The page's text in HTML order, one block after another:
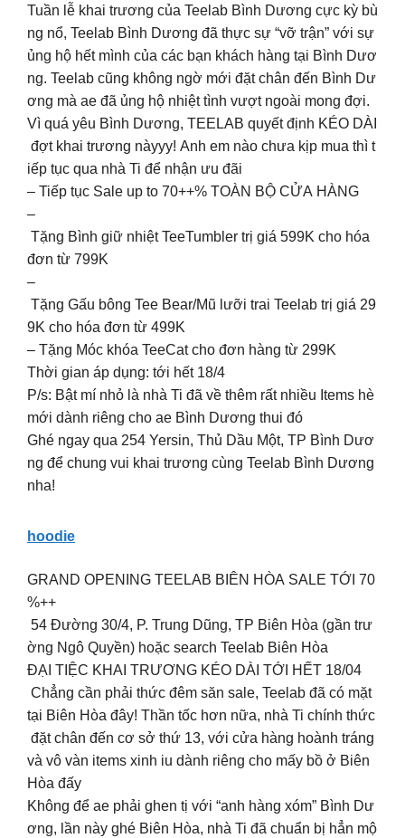
Tuần lễ khai trương của Teelab Bình Dương cực kỳ bù
ng nổ, Teelab Bình Dương đã thực sự “vỡ trận” với sự
ủng hộ hết mình của các bạn khách hàng tại Bình Dươ
ng. Teelab cũng không ngờ mới đặt chân đến Bình Dư
ơng mà ae đã ủng hộ nhiệt tình vượt ngoài mong đợi.
Vì quá yêu Bình Dương, TEELAB quyết định KÉO DÀI
đợt khai trương nàyyy! Anh em nào chưa kịp mua thì t
iếp tục qua nhà Ti để nhận ưu đãi
– Tiếp tục Sale up to 70++% TOÀN BỘ CỬA HÀNG
–
Tặng Bình giữ nhiệt TeeTumbler trị giá 599K cho hóa
đơn từ 799K
–
Tặng Gấu bông Tee Bear/Mũ lưỡi trai Teelab trị giá 29
9K cho hóa đơn từ 499K
– Tặng Móc khóa TeeCat cho đơn hàng từ 299K
Thời gian áp dụng: tới hết 18/4
P/s: Bật mí nhỏ là nhà Ti đã về thêm rất nhiều Items hè
mới dành riêng cho ae Bình Dương thui đó
Ghé ngay qua 254 Yersin, Thủ Dầu Một, TP Bình Dươ
ng để chung vui khai trương cùng Teelab Bình Dương
nha!
hoodie
GRAND OPENING TEELAB BIÊN HÒA SALE TỚI 70
%++
54 Đường 30/4, P. Trung Dũng, TP Biên Hòa (gần trư
ờng Ngô Quyền) hoặc search Teelab Biên Hòa
ĐẠI TIỆC KHAI TRƯƠNG KÉO DÀI TỚI HẾT 18/04
Chẳng cần phải thức đêm săn sale, Teelab đã có mặt
tại Biên Hòa đây! Thần tốc hơn nữa, nhà Ti chính thức
đặt chân đến cơ sở thứ 13, với cửa hàng hoành tráng
và vô vàn items xinh iu dành riêng cho mấy bồ ở Biên
Hòa đấy
Không để ae phải ghen tị với “anh hàng xóm” Bình Dư
ơng, lần này ghé Biên Hòa, nhà Ti đã chuẩn bị hẳn mộ